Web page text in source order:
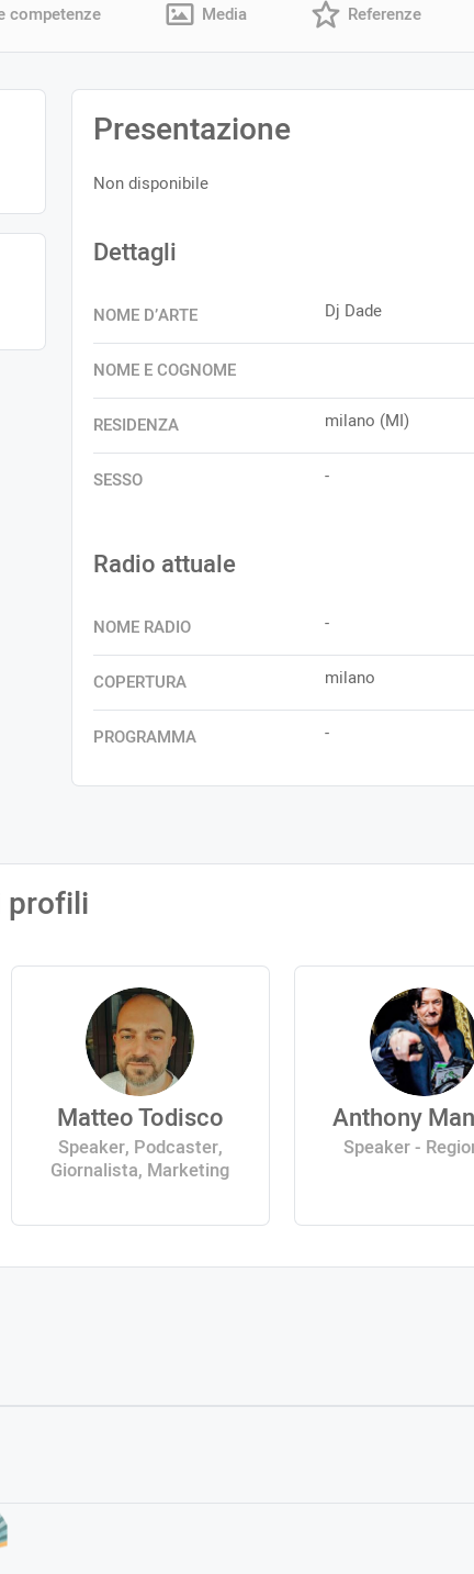
competenze Media Referenze
Presentazione
Non disponibile
Dettagli
NOME D’ARTE Dj Dade
NOME E COGNOME
RESIDENZA milano (MI)
SESSO -
Radio attuale
NOME RADIO -
COPERTURA milano
PROGRAMMA -
profili
Matteo Todisco
Speaker, Podcaster,
Giornalista, Marketing
Anthony
Speaker -